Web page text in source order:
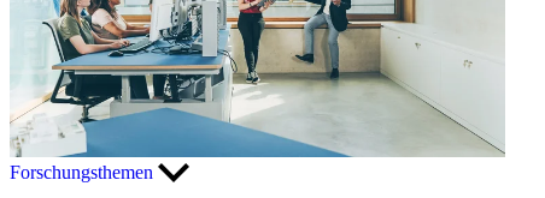
Forschungsthemen